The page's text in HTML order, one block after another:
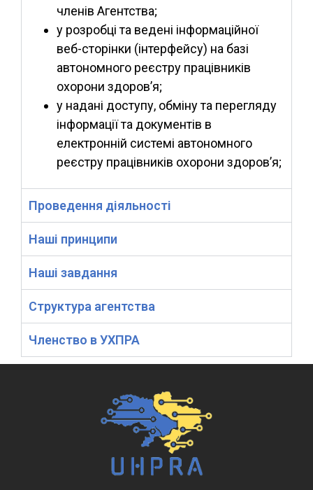
членів Агентства;
у розробці та ведені інформаційної
веб-сторінки (інтерфейсу) на базі
автономного реєстру працівників
охорони здоров’я;
у надані доступу, обміну та перегляду
інформації та документів в
електронній системі автономного
реєстру працівників охорони здоров’я;
Проведення діяльності
Наші принципи
Наші завдання
Структура агентства
Членство в УХПРА